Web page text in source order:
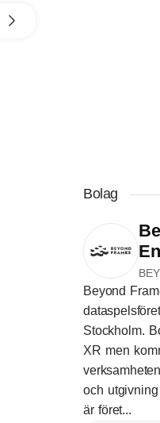
Bolag
Beyond
Stockholm.
XR men
och
är föret...